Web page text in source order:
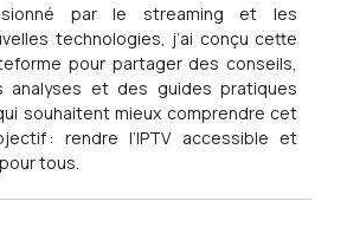
par le streaming et les
technologies, j’ai conçu cette
pour partager des conseils,
analyses et des guides pratiques
souhaitent mieux comprendre cet
: rendre l’IPTV accessible et
tous.